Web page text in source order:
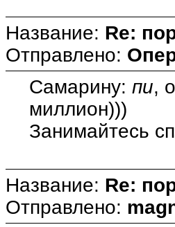
Название: Re:
Отправлено:
Самарину:пи,
миллион)))
Занимайтесь
Название: Re:
Отправлено: